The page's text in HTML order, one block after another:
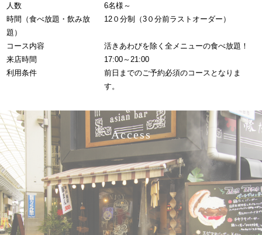
人数
6名様～
時間（食べ放題・飲み放
題）
12０分制（3０分前ラストオーダー）
コース内容
活きあわびを除く全メニューの食べ放題！
来店時間
17:00～21:00
利用条件
前日までのご予約必須のコースとなりま
す。
Access